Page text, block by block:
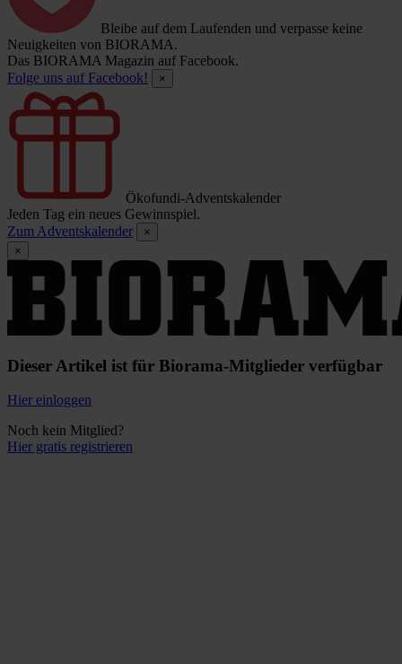
Bleibe auf dem Laufenden und verpasse keine
Neuigkeiten von BIORAMA.
Das BIORAMA Magazin auf Facebook.
Folge uns auf Facebook!
×
Ökofundi-Adventskalender
Jeden Tag ein neues Gewinnspiel.
Zum Adventskalender
×
×
Dieser Artikel ist für Biorama-Mitglieder verfügbar
Hier einloggen
Noch kein Mitglied?
Hier gratis registrieren